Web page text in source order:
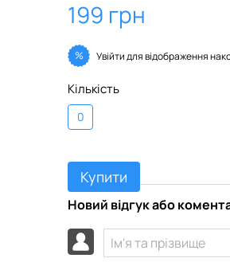
199 грн
% Увійтидля відображення
Кількість
0
Купити
Новий відгук або